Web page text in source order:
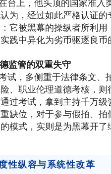
台上，他头顶的国家准
为，经过如此严格认证
它被黑幕的操纵者所利
践中异化为劣币驱逐良
监管的双重失守
试，多侧重于法律条文
、职业伦理道德考核，
过考试，拿到主持千万
缺位，对于参与假拍、
模式，实则是为黑幕开了
性纵容与系统性改革